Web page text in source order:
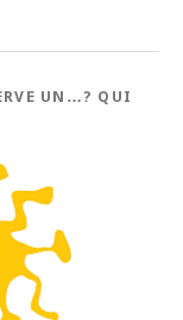
UN…? QUI